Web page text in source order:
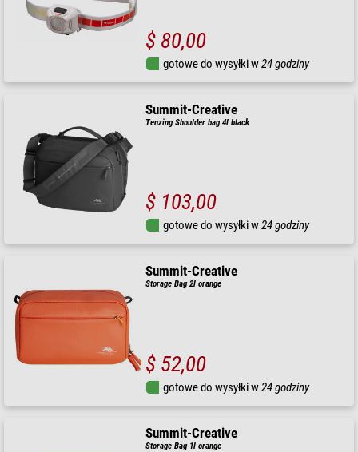
$ 80,00
gotowe do wysyłki w24 godziny
Summit-Creative
Tenzing Shoulder bag 4l black
$ 103,00
gotowe do wysyłki w24 godziny
Summit-Creative
Storage Bag 2l orange
$ 52,00
gotowe do wysyłki w24 godziny
Summit-Creative
Storage Bag 1l orange